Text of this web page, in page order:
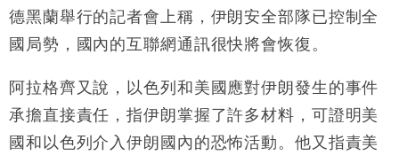
及消費表現
16:47
損失近6900萬元
16:05
財經｜日經失守6.5萬點後回穩 全周仍升近2%
德黑蘭舉行的記者會上稱，伊朗安全部隊已控制全
國局勢，國內的互聯網通訊很快將會恢復。
阿拉格齊又說，以色列和美國應對伊朗發生的事件
承擔直接責任，指伊朗掌握了許多材料，可證明美
國和以色列介入伊朗國內的恐怖活動。他又指責美